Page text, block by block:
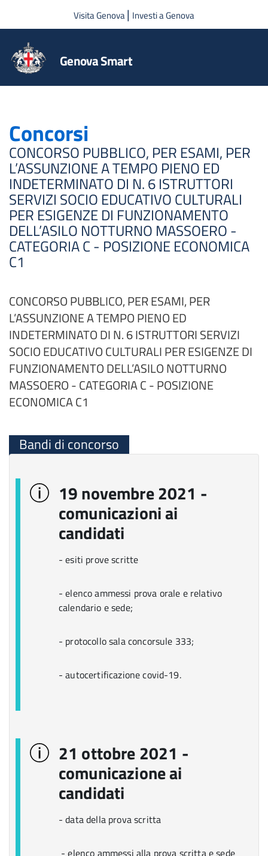
Salta al contenuto principale
Visita Genova| Investi a Genova
Genova Smart
Concorsi
CONCORSO PUBBLICO, PER ESAMI, PER
L’ASSUNZIONE A TEMPO PIENO ED
INDETERMINATO DI N. 6 ISTRUTTORI
SERVIZI SOCIO EDUCATIVO CULTURALI
PER ESIGENZE DI FUNZIONAMENTO
DELL’ASILO NOTTURNO MASSOERO -
CATEGORIA C - POSIZIONE ECONOMICA
C1
CONCORSO PUBBLICO, PER ESAMI, PER
L’ASSUNZIONE A TEMPO PIENO ED
INDETERMINATO DI N. 6 ISTRUTTORI SERVIZI
SOCIO EDUCATIVO CULTURALI PER ESIGENZE DI
FUNZIONAMENTO DELL’ASILO NOTTURNO
MASSOERO - CATEGORIA C - POSIZIONE
ECONOMICA C1
Bandi di concorso
19 novembre 2021 -
comunicazioni ai
candidati
- esiti prove scritte
- elenco ammessi prova orale e relativo
calendario e sede;
- protocollo sala concorsule 333;
- autocertificazione covid-19.
21 ottobre 2021 -
comunicazione ai
candidati
- data della prova scritta
- elenco ammessi alla prova scritta e sede